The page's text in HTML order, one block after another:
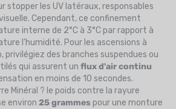
stopper les UV latéraux, responsables
Cependant, ce confinement
interne de 2°C à 3°C par rapport à
l'humidité. Pour les ascensions à
des branches suspendues ou
qui assurent un flux d'air continu
en moins de 10 secondes.
Minéral ? le poids contre la rayure
environ 25 grammes pour une monture